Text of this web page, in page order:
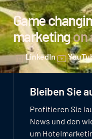
Game
marketingon
LinkedIn
Bleiben Sie
Profitieren Sie
News und den
um